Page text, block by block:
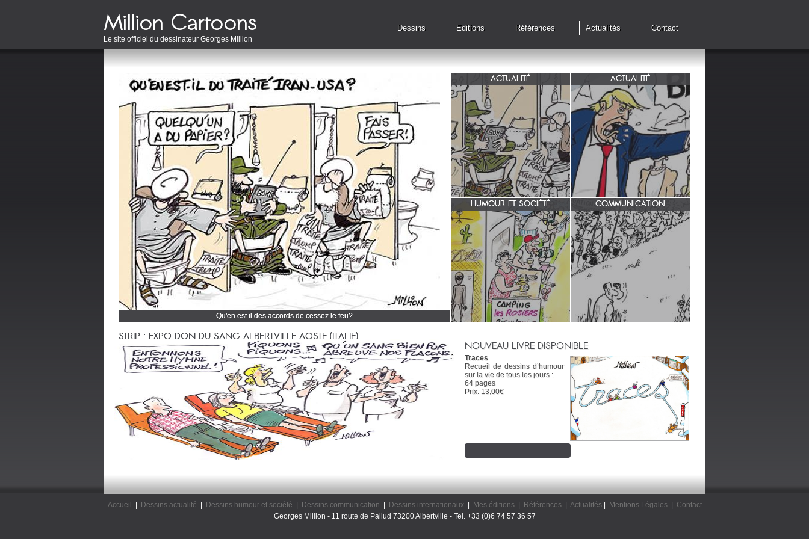
Le site officiel du dessinateur Georges Million
Dessins Editions Références Actualités Contact
Qu'en est il des accords de cessez le feu?
Cliquez et découvrez tous mes dessins d'actualité
ACTUALITÉ
Qu'en est il des accords de cessez
le feu?
ACTUALITÉ
G7 à Evian, Trump, une fois de
plus ,s'en prend aux européens.
HUMOUR ET SOCIÉTÉ
zone 51
COMMUNICATION
INRA/ Rotation des terres.
STRIP : EXPO DON DU SANG ALBERTVILLE AOSTE (ITALIE)
NOUVEAU LIVRE DISPONIBLE
Traces
Recueil de dessins d’humour
sur la vie de tous les jours :
64 pages
Prix: 13,00€
Accueil Dessins actualité Dessins humour et société Dessins communication Dessins internationaux| Mes éditions| Références| Actualités| Mentions Légales|
Contact
Georges Million - 11 route de Pallud 73200 Albertville - Tel. +33 (0)6 74 57 36 57